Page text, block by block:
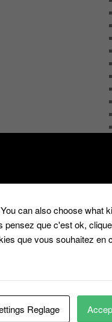
can also choose what
que c'est ok,
que vous souhaitez en
Reglage